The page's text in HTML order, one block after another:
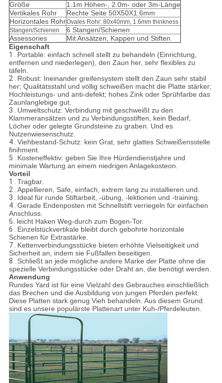
Größe
1.1m Höhen-, 2.0m- oder 3m-Länge
Vertikales Rohr
Rechte Seite 50X50X1.6mm
Horizontales RohrOvales Rohr: 80x40mm, 1.6mm thinkness
Stangen/Schienen
6 Stangen/Schienen
Assessories
Mit Ansätzen, Kappen und Stiften
Eigenschaft
1 . Portable: einfach schnell stellt zu behandeln (Einrichtung,
entfernen und niederlegen), den Zaun her, sehr flexibles zu
täfeln.
2 . Robust: Ineinander greifensystem stellt den Zaun sehr stabil
her; Qualitätsstahl und völlig schweißen macht die Platte stärker;
Hochleistungs- und anti-defekt; hohes Zink oder Sprühfarbe das
Zaunlanglebige gut.
3 . Umweltschutz: Verbindung mit geschweißt zu den
Klammeransätzen und zu Verbindungsstiften, kein Bedarf,
Löcher oder gelegte Grundsteine zu graben. Und es
Nutzenwiesenschutz.
4 . Viehbestand-Schutz: kein Grat, sehr glattes Schweißensstelle
finihment.
5 . Kosteneffektiv: geben Sie Ihre Hürdendienstjahre und
minimale Wartung an einem niedrigen Anlagekosteon.
Vorteil
1 . Tragbar.
2 . Appellieren, Safe, einfach, extrem lang zu installieren und.
3 . Ideal für runde Stiftarbeit, -übung, -lektionen und -training.
4 . Gerade Endenposten mit Schnellstift verriegeln für einfachen
Anschluss.
5. leicht Haken Weg-durch zum Bogen-Tor.
6 . Einzelstückvertikale bleibt durch gebohrte horizontale
Schienen für Extrastärke.
7 . Kettenverbindungsstücke bieten erhöhte Vielseitigkeit und
Sicherheit an, indem sie Fußfallen beseitigen.
8 . Schließt an jede mögliche andere Marke der Platte ohne die
spezielle Verbindungsstücke oder Draht an, die benötigt werden.
Anwendung
Rundes Yard ist für eine Vielzahl des Gebrauches einschließlich
das Brechen und die Ausbildung von jungen Pferden perfekt.
Diese Platten stark genug Vieh behandeln. Aus diesem Grund
sind es unsere populärste Plattenart unter Kuh-/Pferdeleuten.